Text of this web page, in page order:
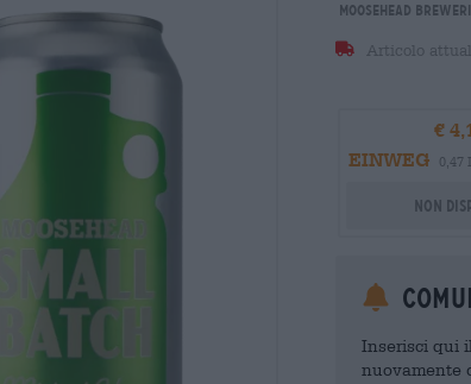
Moosehead
Articolo
€
EINWEG
0,47
Non
Inserisci qui
nuovamente